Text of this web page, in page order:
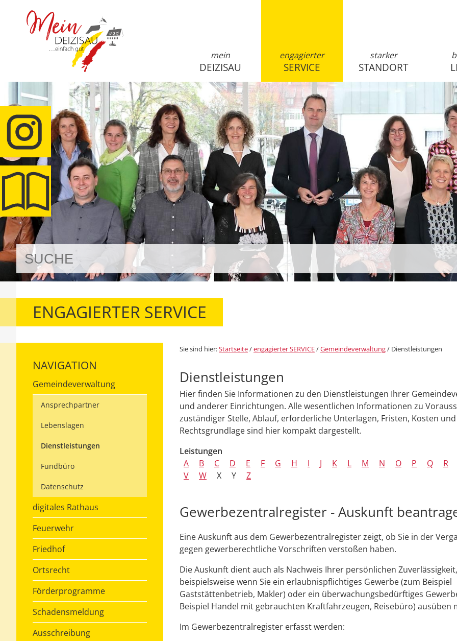
mein
DEIZISAU
engagierter
SERVICE
starker
STANDORT
ENGAGIERTER SERVICE
NAVIGATION
Gemeindeverwaltung
Ansprechpartner
Lebenslagen
Dienstleistungen
Fundbüro
Datenschutz
digitales Rathaus
Feuerwehr
Friedhof
Ortsrecht
Förderprogramme
Schadensmeldung
Ausschreibung
Sie sind hier:Startseite/engagierter SERVICE/Gemeindeverwaltung/ Dienstleistungen
Dienstleistungen
Hier finden Sie Informationen zu den Dienstleistungen Ihrer
und anderer Einrichtungen. Alle wesentlichen Informationen zu
zuständiger Stelle, Ablauf, erforderliche Unterlagen, Fristen, Kosten
Rechtsgrundlage sind hier kompakt dargestellt.
Leistungen
A
B C D E F G H I J K L M N O P Q R
V
W X Y Z
Gewerbezentralregister - Auskunft
Eine Auskunft aus dem Gewerbezentralregister zeigt, ob Sie in der
gegen gewerberechtliche Vorschriften verstoßen haben.
Die Auskunft dient auch als Nachweis Ihrer persönlichen Zuverlässigkeit,
beispielsweise wenn Sie ein erlaubnispflichtiges Gewerbe (zum Beispiel
Gaststättenbetrieb, Makler) oder ein überwachungsbedürftiges
Beispiel Handel mit gebrauchten Kraftfahrzeugen, Reisebüro) ausüben
Im Gewerbezentralregister erfasst werden: